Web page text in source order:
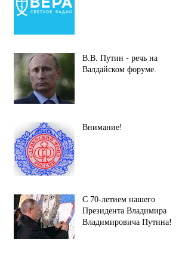
В.В. Путин - речь на
Валдайском форуме.
Внимание!
С 70-летием нашего
Президента Владимира
Владимировича Путина!